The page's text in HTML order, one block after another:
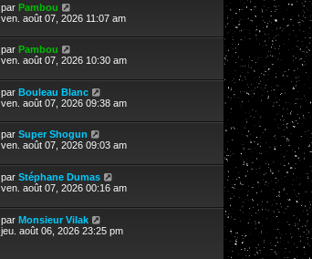
par Pambou
ven. août 07, 2026 11:07 am
par Pambou
ven. août 07, 2026 10:30 am
par Bouleau Blanc
ven. août 07, 2026 09:38 am
par Super Shogun
ven. août 07, 2026 09:03 am
par Stéphane Dumas
ven. août 07, 2026 00:16 am
par Monsieur Vilak
jeu. août 06, 2026 23:25 pm